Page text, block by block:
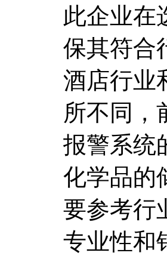
此企业在
保其符合
酒店行业
所不同，
报警系统
化学品的
要参考行
专业性和